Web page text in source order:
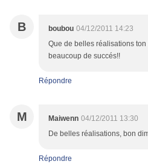
B boubou 04/12/2011 14:23
Que de belles réalisations
beaucoup de succés!!
Répondre
M Maiwenn 04/12/2011 13:30
De belles réalisations, bon
Répondre